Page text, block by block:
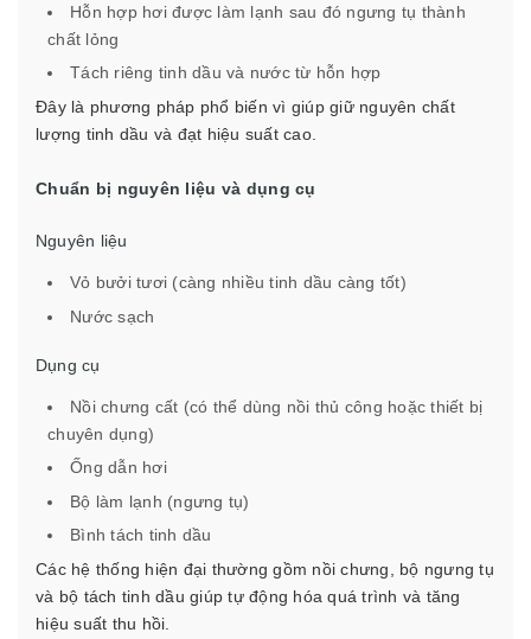
Hỗn hợp hơi được làm lạnh sau đó ngưng tụ thành
chất lỏng
Tách riêng tinh dầu và nước từ hỗn hợp
Đây là phương pháp phổ biến vì giúp giữ nguyên chất
lượng tinh dầu và đạt hiệu suất cao.
Chuẩn bị nguyên liệu và dụng cụ
Nguyên liệu
Vỏ bưởi tươi (càng nhiều tinh dầu càng tốt)
Nước sạch
Dụng cụ
Nồi chưng cất (có thể dùng nồi thủ công hoặc thiết bị
chuyên dụng)
Ống dẫn hơi
Bộ làm lạnh (ngưng tụ)
Bình tách tinh dầu
Các hệ thống hiện đại thường gồm nồi chưng, bộ ngưng tụ
và bộ tách tinh dầu giúp tự động hóa quá trình và tăng
hiệu suất thu hồi.